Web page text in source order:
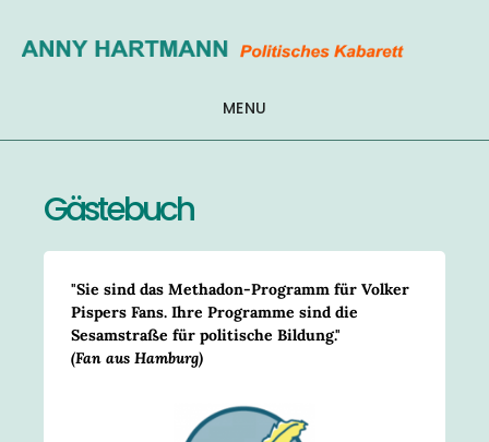
springen
MENU
Gästebuch
"Sie sind das Methadon-Programm für Volker
Pispers Fans. Ihre Programme sind die
Sesamstraße für politische Bildung."
(Fan aus Hamburg)